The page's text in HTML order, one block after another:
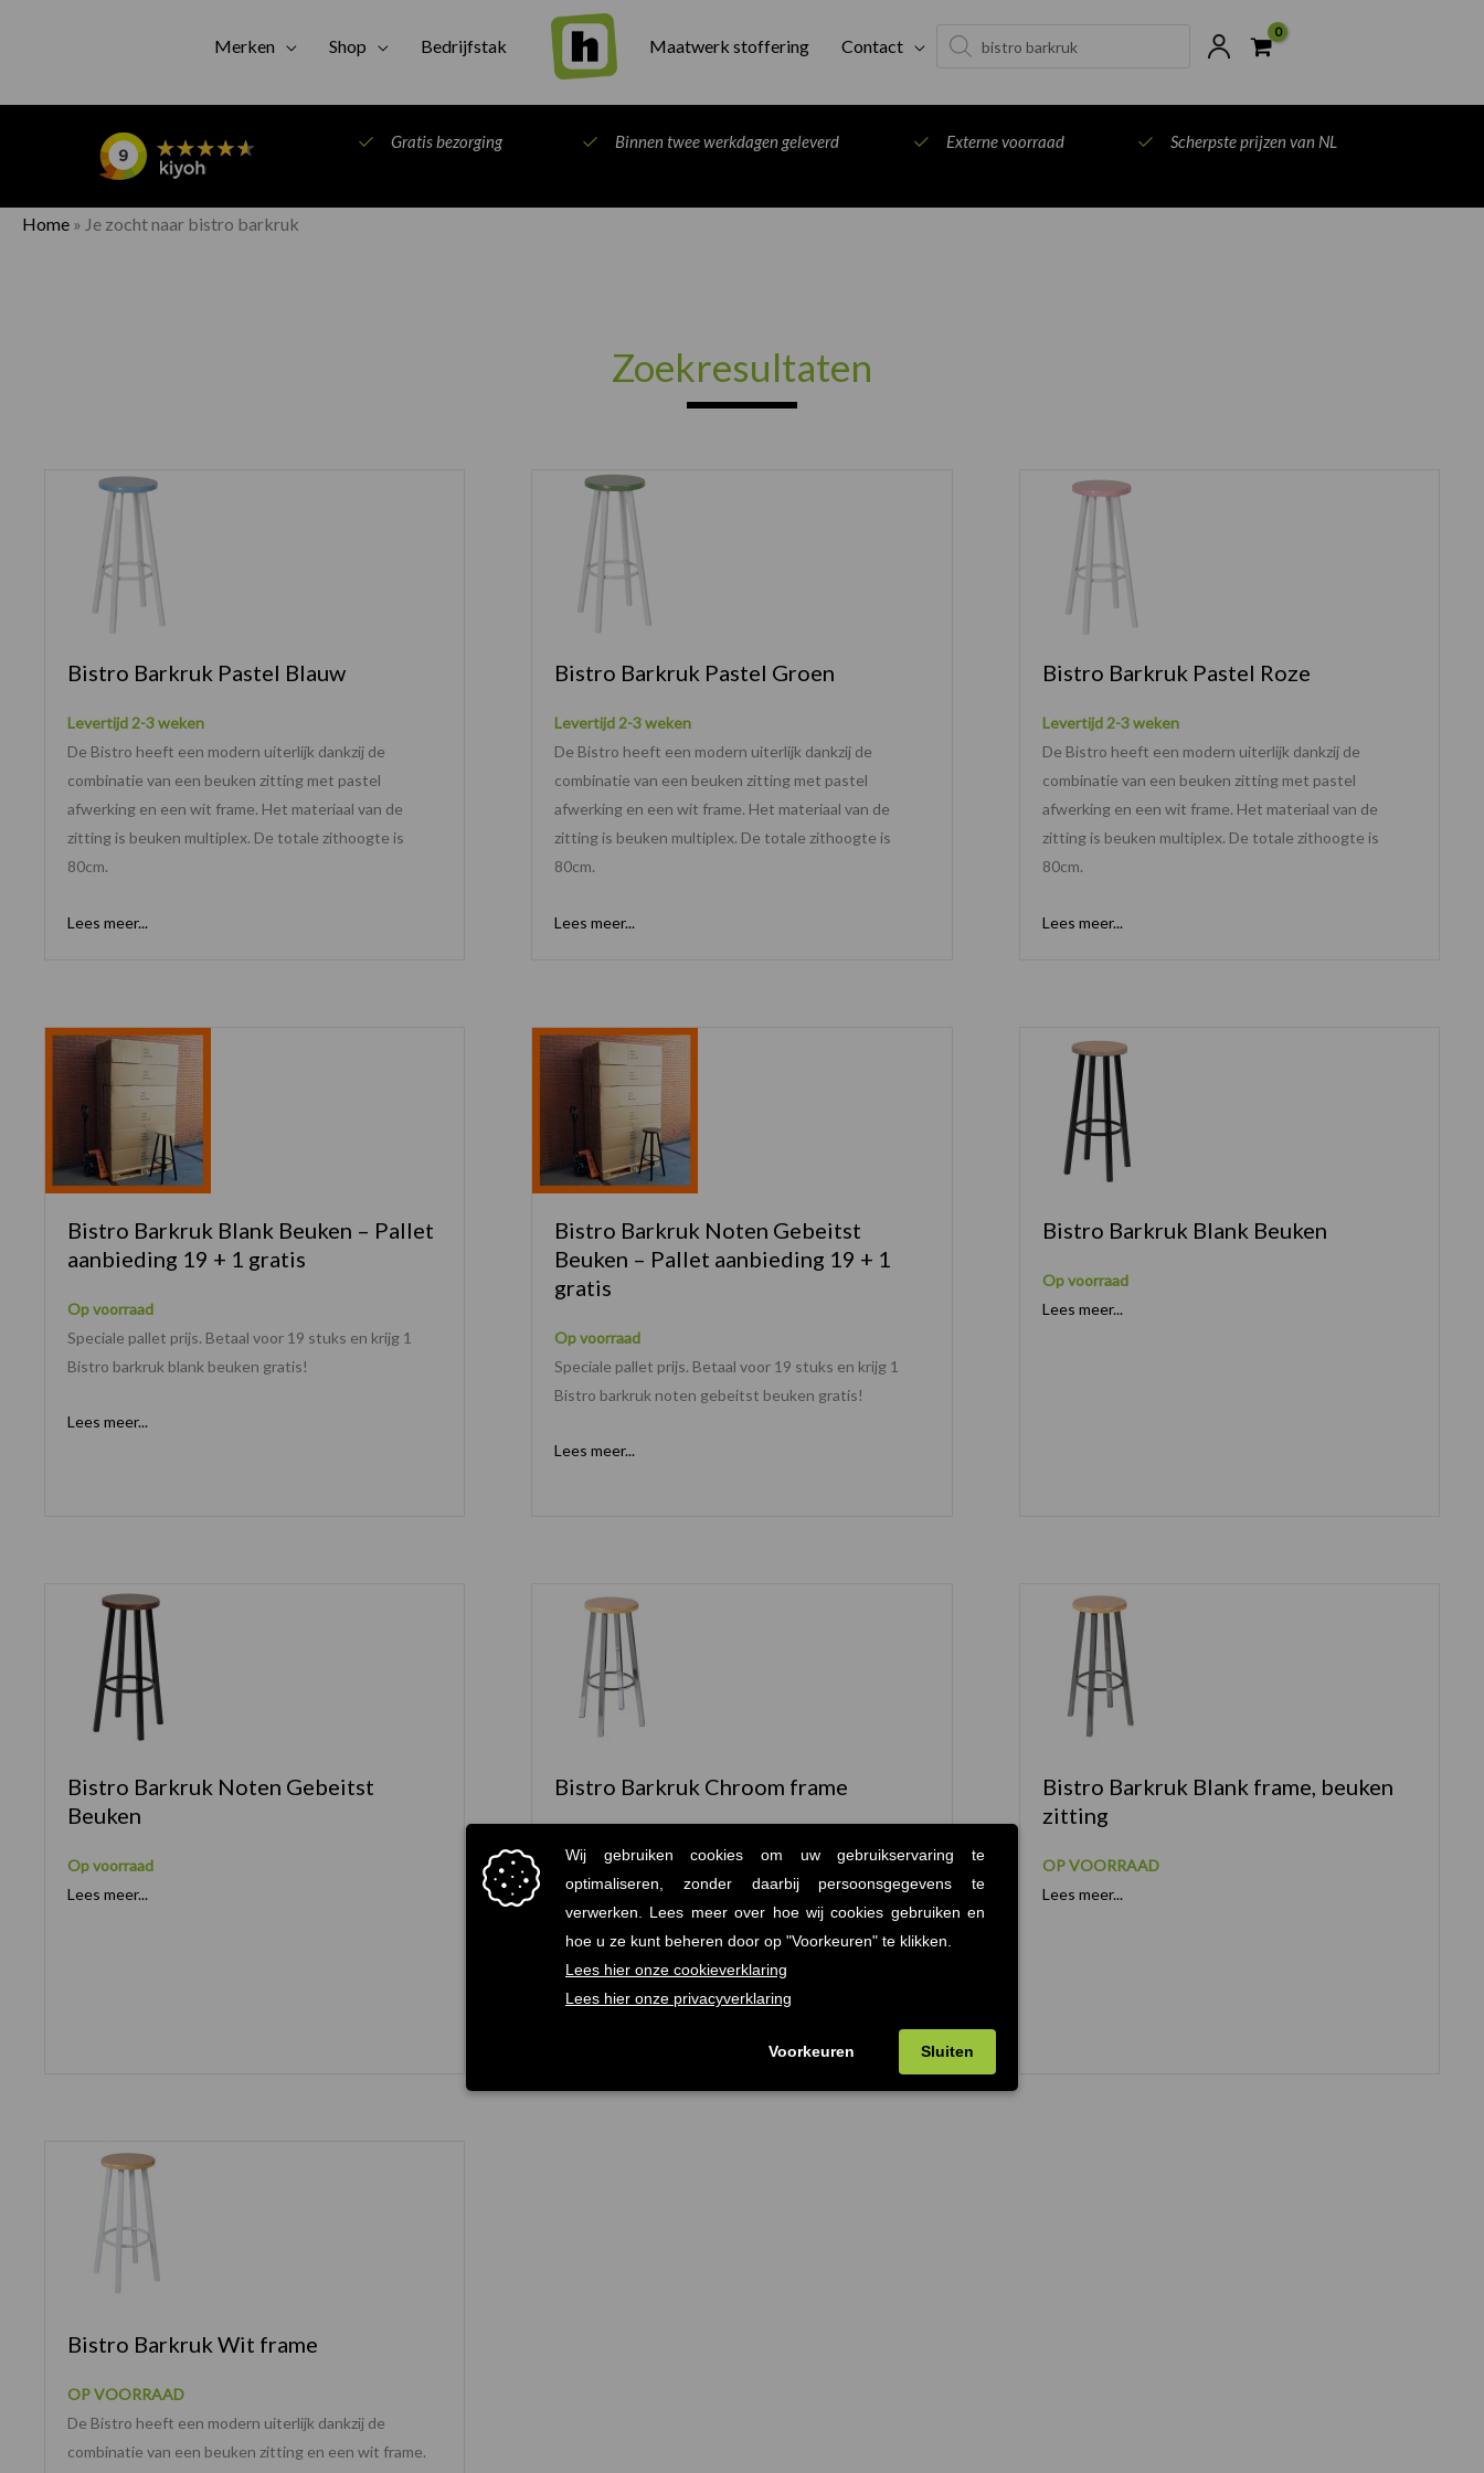
Merken Shop Bedrijfstak Maatwerk stoffering Contact
Products
search
Gratis bezorging Binnen twee werkdagen geleverd Externe voorraad Scherpste prijzen van NL
Home » Je zocht naar bistro barkruk
Zoekresultaten
Bistro Barkruk Pastel Blauw
Levertijd 2-3 weken
De Bistro heeft een modern uiterlijk dankzij de
combinatie van een beuken zitting met pastel
afwerking en een wit frame. Het materiaal van de
zitting is beuken multiplex. De totale zithoogte is
80cm.
Lees meer...
Bistro Barkruk Pastel Groen
Levertijd 2-3 weken
De Bistro heeft een modern uiterlijk dankzij de
combinatie van een beuken zitting met pastel
afwerking en een wit frame. Het materiaal van de
zitting is beuken multiplex. De totale zithoogte is
80cm.
Lees meer...
Bistro Barkruk Pastel Roze
Levertijd 2-3 weken
De Bistro heeft een modern uiterlijk dankzij de
combinatie van een beuken zitting met pastel
afwerking en een wit frame. Het materiaal van de
zitting is beuken multiplex. De totale zithoogte is
80cm.
Lees meer...
Bistro Barkruk Blank Beuken – Pallet
aanbieding 19 + 1 gratis
Op voorraad
Speciale pallet prijs. Betaal voor 19 stuks en krijg 1
Bistro barkruk blank beuken gratis!
Lees meer...
Bistro Barkruk Noten Gebeitst
Beuken – Pallet aanbieding 19 + 1
gratis
Op voorraad
Speciale pallet prijs. Betaal voor 19 stuks en krijg 1
Bistro barkruk noten gebeitst beuken gratis!
Lees meer...
Bistro Barkruk Blank Beuken
Op voorraad
Lees meer...
Bistro Barkruk Noten Gebeitst
Beuken
Op voorraad
Lees meer...
Bistro Barkruk Chroom frame
Lees meer...
Bistro Barkruk Blank frame, beuken
zitting
OP VOORRAAD
Lees meer...
Bistro Barkruk Wit frame
OP VOORRAAD
De Bistro heeft een modern uiterlijk dankzij de
combinatie van een beuken zitting en een wit frame.